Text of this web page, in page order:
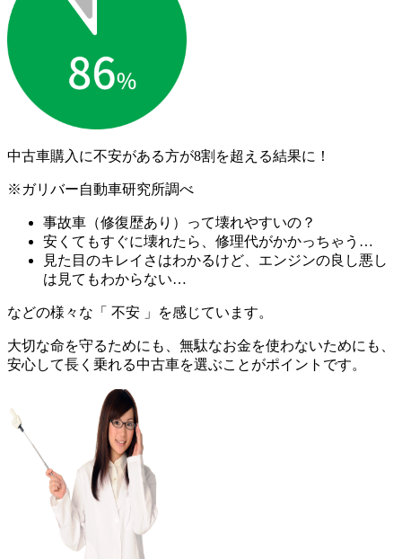
中古車購入に不安がある方が8割を超える結果に！
※ガリバー自動車研究所調べ
事故車（修復歴あり）って壊れやすいの？
安くてもすぐに壊れたら、修理代がかかっちゃう…
見た目のキレイさはわかるけど、エンジンの良し悪し
は見てもわからない…
などの様々な「 不安 」を感じています。
大切な命を守るためにも、無駄なお金を使わないためにも、
安心して長く乗れる中古車を選ぶことがポイントです。